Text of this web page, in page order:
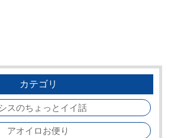
カテゴリ
スのちょっとイイ話
アオイロお便り